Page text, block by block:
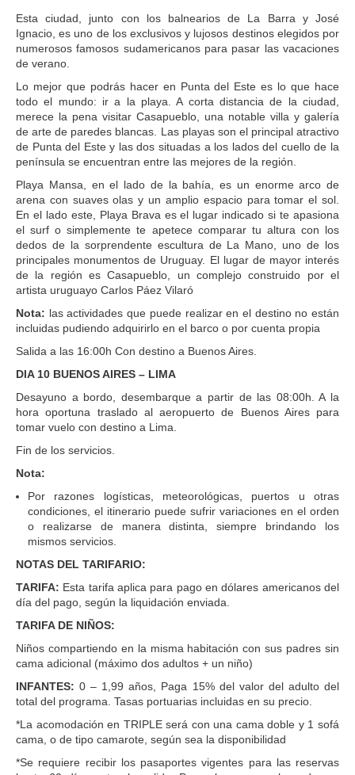
Esta ciudad, junto con los balnearios de La Barra y José
Ignacio, es uno de los exclusivos y lujosos destinos elegidos por
numerosos famosos sudamericanos para pasar las vacaciones
de verano.
Lo mejor que podrás hacer en Punta del Este es lo que hace
todo el mundo: ir a la playa. A corta distancia de la ciudad,
merece la pena visitar Casapueblo, una notable villa y galería
de arte de paredes blancas. Las playas son el principal atractivo
de Punta del Este y las dos situadas a los lados del cuello de la
península se encuentran entre las mejores de la región.
Playa Mansa, en el lado de la bahía, es un enorme arco de
arena con suaves olas y un amplio espacio para tomar el sol.
En el lado este, Playa Brava es el lugar indicado si te apasiona
el surf o simplemente te apetece comparar tu altura con los
dedos de la sorprendente escultura de La Mano, uno de los
principales monumentos de Uruguay. El lugar de mayor interés
de la región es Casapueblo, un complejo construido por el
artista uruguayo Carlos Páez Vilaró
Nota: las actividades que puede realizar en el destino no están
incluidas pudiendo adquirirlo en el barco o por cuenta propia
Salida a las 16:00h Con destino a Buenos Aires.
DIA 10 BUENOS AIRES – LIMA
Desayuno a bordo, desembarque a partir de las 08:00h. A la
hora oportuna traslado al aeropuerto de Buenos Aires para
tomar vuelo con destino a Lima.
Fin de los servicios.
Nota:
Por razones logísticas, meteorológicas, puertos u otras
condiciones, el itinerario puede sufrir variaciones en el orden
o realizarse de manera distinta, siempre brindando los
mismos servicios.
NOTAS DEL TARIFARIO:
TARIFA: Esta tarifa aplica para pago en dólares americanos del
día del pago, según la liquidación enviada.
TARIFA DE NIÑOS:
Niños compartiendo en la misma habitación con sus padres sin
cama adicional (máximo dos adultos + un niño)
INFANTES: 0 – 1,99 años, Paga 15% del valor del adulto del
total del programa. Tasas portuarias incluidas en su precio.
*La acomodación en TRIPLE será con una cama doble y 1 sofá
cama, o de tipo camarote, según sea la disponibilidad
*Se requiere recibir los pasaportes vigentes para las reservas